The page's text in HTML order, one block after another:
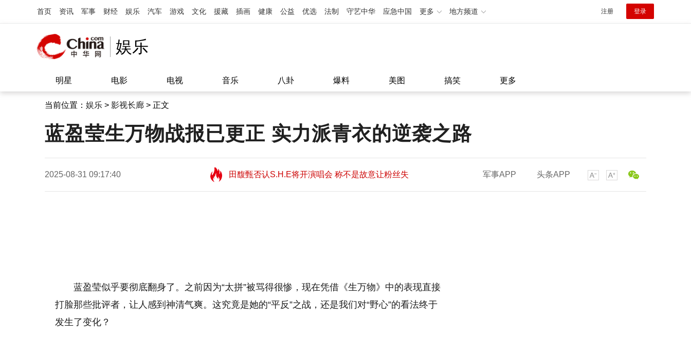
首页 资讯 军事 财经 娱乐 汽车 游戏 文化 援藏 插画 健康 公益 优选 法制 守艺中华 应急中国 更多 地方频道 注册 登录
娱乐
明星 电影 电视 音乐 八卦 爆料 美图 搞笑 更多
当前位置： 娱乐 > 影视长廊 > 正文
蓝盈莹生万物战报已更正 实力派青衣的逆袭之路
2025-08-31 09:17:40
田馥甄否认S.H.E将开演唱会 称不是故意让粉丝失
望11:08
田馥甄否认S.H.E将开演唱会 称不是故意让粉丝失
军事APP 头条APP
蓝盈莹似乎要彻底翻身了。之前因为“太拼”被骂得很惨，现在凭借《生万物》中的表现直接
打脸那些批评者，让人感到神清气爽。这究竟是她的“平反”之战，还是我们对“野心”的看法终于
发生了变化？